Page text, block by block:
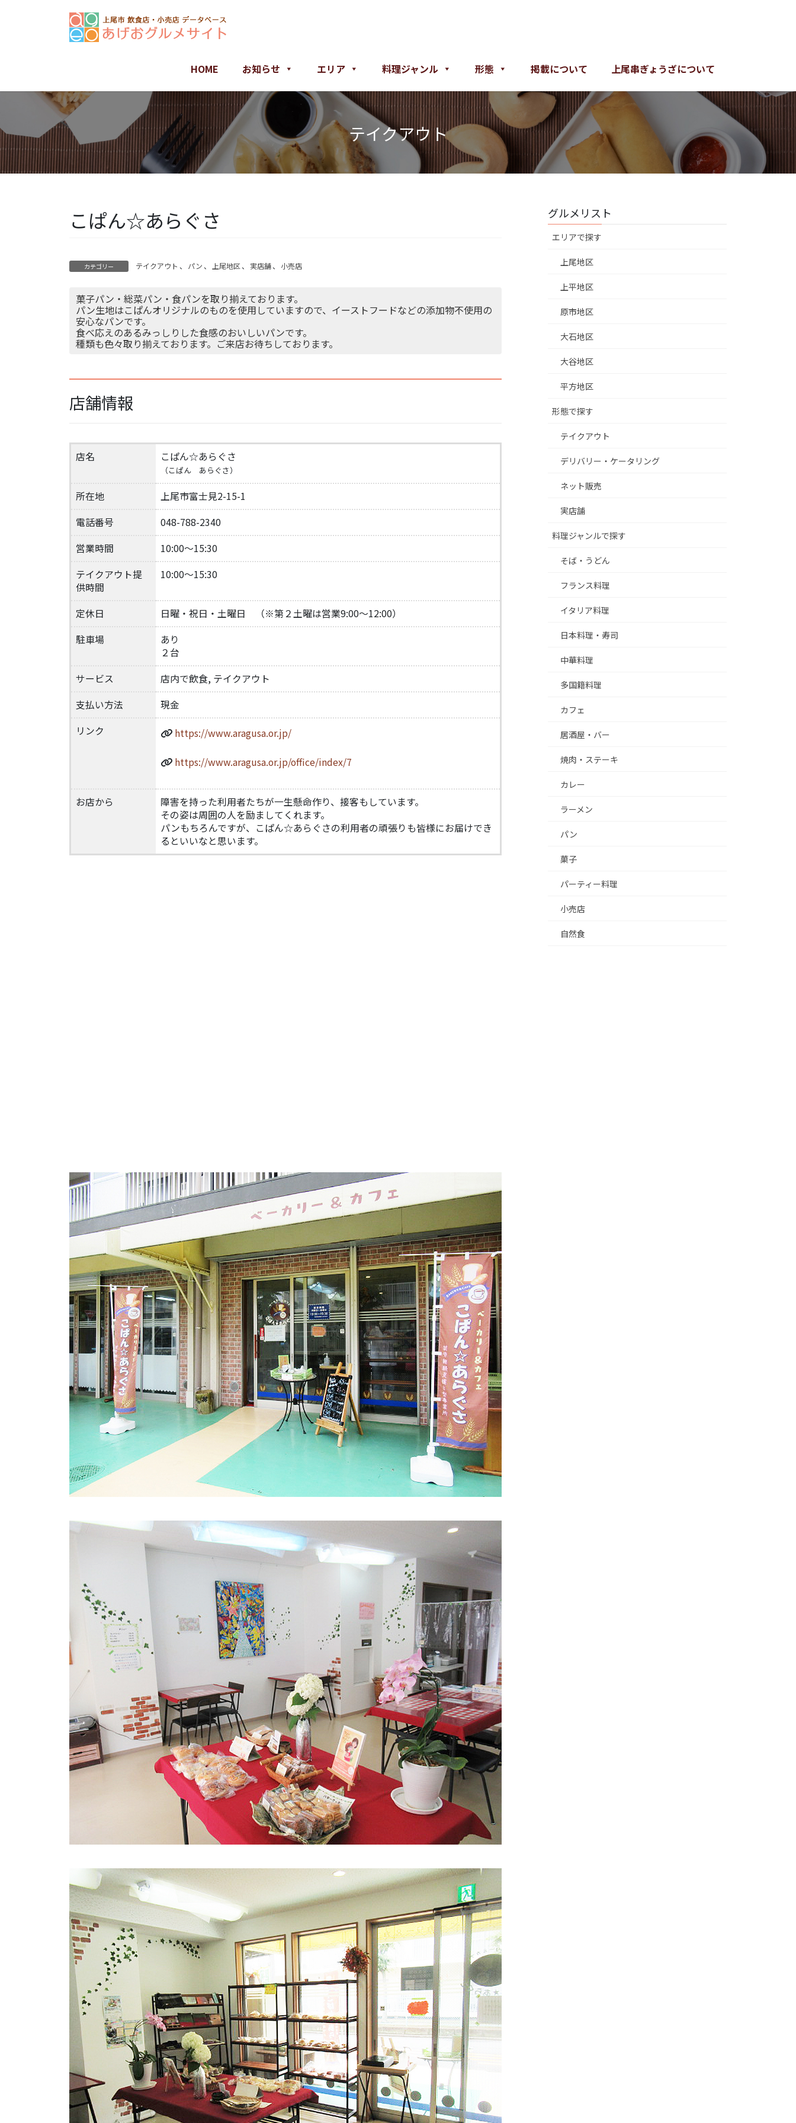
移
ン
動
HOME お知らせ エリア 料理ジャンル 形態 掲載について 上尾串ぎょうざについて
テイクアウト
こぱん☆あらぐさ
カテゴリー テイクアウト 、 パン 、 上尾地区 、 実店舗、 小売店
菓子パン・総菜パン・食パンを取り揃えております。
パン生地はこぱんオリジナルのものを使用していますので、イーストフードなどの添加物不使用の
安心なパンです。
食べ応えのあるみっしりした食感のおいしいパンです。
種類も色々取り揃えております。ご来店お待ちしております。
店舗情報
店名 こぱん☆あらぐさ
（こぱん あらぐさ）
所在地
上尾市富士見2-15-1
電話番号
048-788-2340
営業時間
10:00～15:30
テイクアウト提
供時間
10:00～15:30
定休日
日曜・祝日・土曜日 （※第２土曜は営業9:00～12:00）
駐車場
あり
２台
サービス
店内で飲食, テイクアウト
支払い方法
現金
リンク
https://www.aragusa.or.jp/
https://www.aragusa.or.jp/office/index/7
お店から
障害を持った利用者たちが一生懸命作り、接客もしています。
その姿は周囲の人を励ましてくれます。
パンもちろんですが、こぱん☆あらぐさの利用者の頑張りも皆様にお届けでき
るといいなと思います。
グルメリスト
エリアで探す
上尾地区
上平地区
原市地区
大石地区
大谷地区
平方地区
形態で探す
テイクアウト
デリバリー・ケータリング
ネット販売
実店舗
料理ジャンルで探す
そば・うどん
フランス料理
イタリア料理
日本料理・寿司
中華料理
多国籍料理
カフェ
居酒屋・バー
焼肉・ステーキ
カレー
ラーメン
パン
菓子
パーティー料理
小売店
自然食